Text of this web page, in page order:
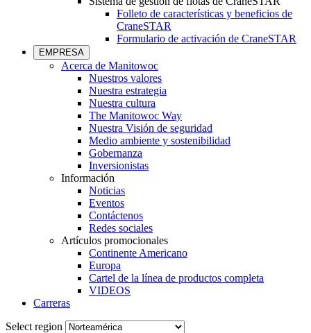
Folleto de características y beneficios de
CraneSTAR
Formulario de activación de CraneSTAR
EMPRESA
Acerca de Manitowoc
Nuestros valores
Nuestra estrategia
Nuestra cultura
The Manitowoc Way
Nuestra Visión de seguridad
Medio ambiente y sostenibilidad
Gobernanza
Inversionistas
Información
Noticias
Eventos
Contáctenos
Redes sociales
Artículos promocionales
Continente Americano
Europa
Cartel de la línea de productos completa
VIDEOS
Carreras
Select region